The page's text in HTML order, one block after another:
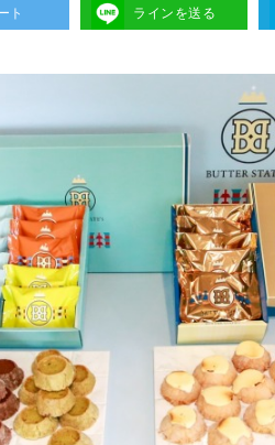
ト ラインを送る